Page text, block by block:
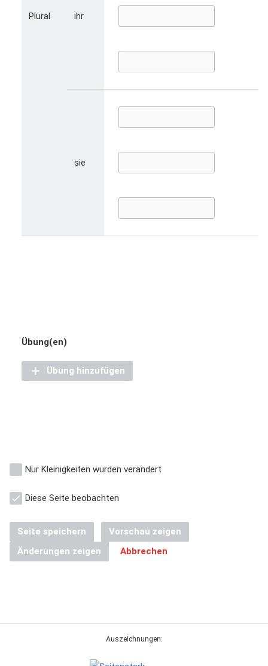
Plural ihr
sie
Übung(en)
Übung hinzufügen
Nur Kleinigkeiten wurden verändert
Diese Seite beobachten
Seite speichern
Vorschau zeigen
Änderungen zeigen
Abbrechen
Auszeichnungen: